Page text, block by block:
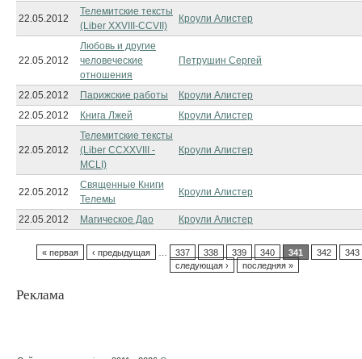
22.05.2012
Телемитские тексты
(Liber XXVIII-CCVII)
Кроули Алистер
22.05.2012
Любовь и другие
человеческие
отношения
Петрушин Сергей
22.05.2012 Парижские работы
Кроули Алистер
22.05.2012
Книга Лжей Кроули Алистер
22.05.2012
Телемитские тексты
(Liber CCXXVIII -
MCLI)
Кроули Алистер
22.05.2012
Священные Книги
Телемы
Кроули Алистер
22.05.2012 Магическое Дао Кроули Алистер
« первая ‹ предыдущая 337 338 339 340 341 342
343
следующая ›
последняя »
Реклама